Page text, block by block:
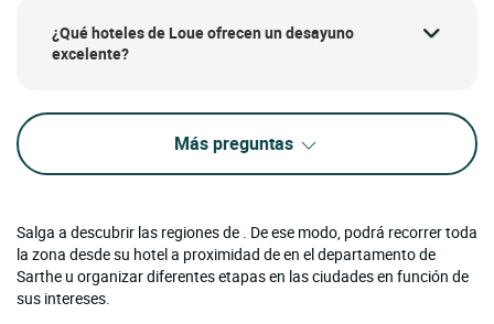
¿Qué hoteles de Loue ofrecen un desayuno
excelente?
Más preguntas
Salga a descubrir las regiones de . De ese modo, podrá recorrer toda
la zona desde su hotel a proximidad de en el departamento de
Sarthe u organizar diferentes etapas en las ciudades en función de
sus intereses.